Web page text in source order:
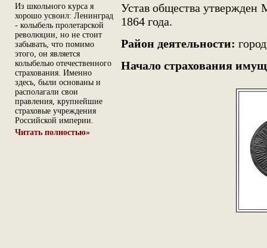
Из школьного курса я
хорошо усвоил: Ленинград
- колыбель пролетарской
революции, но не стоит
забывать, что помимо
этого, он является
колыбелью отечественного
страхования. Именно
здесь, были основаны и
располагали свои
правления, крупнейшие
страховые учреждения
Российской империи.
Читать полностью»
Устав общества
1864 года.
Район деятельности:
Начало страхования